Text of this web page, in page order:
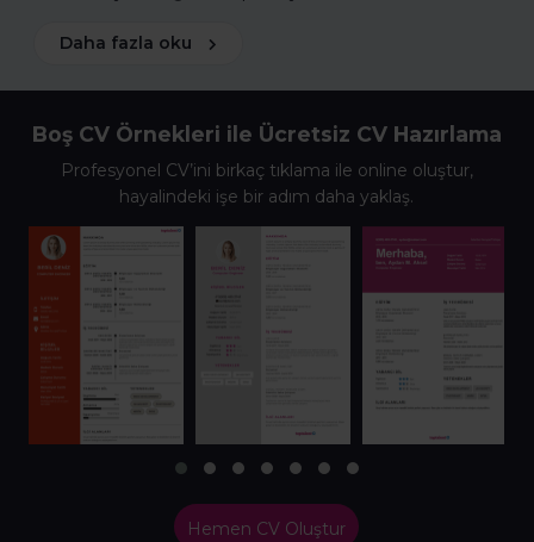
Daha fazla oku
Boş CV Örnekleri ile Ücretsiz CV Hazırlama
Profesyonel CV’ini birkaç tıklama ile online oluştur,
hayalindeki işe bir adım daha yaklaş.
Hemen CV Oluştur